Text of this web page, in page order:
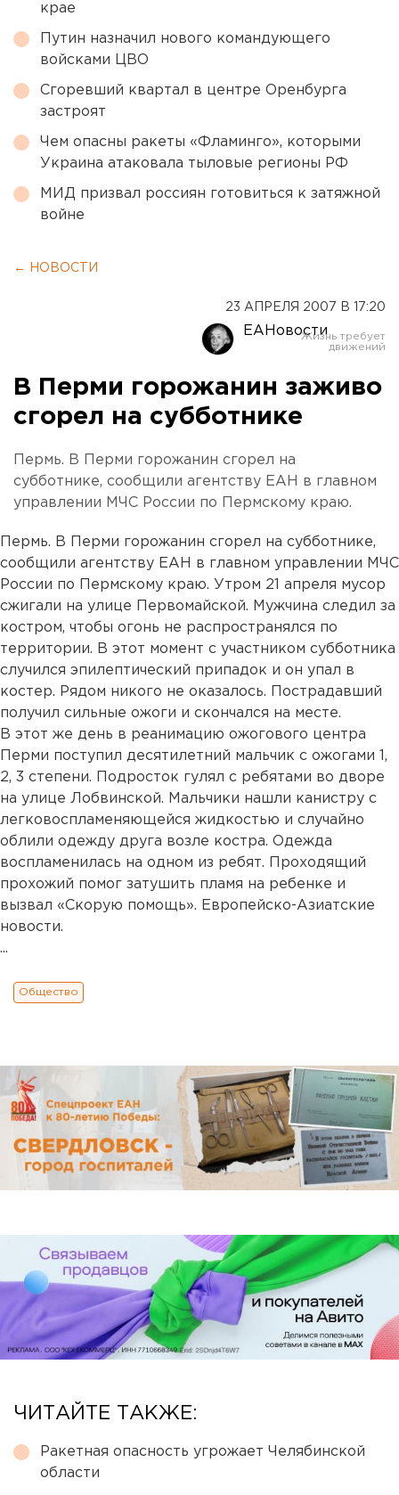
крае
Путин назначил нового командующего
войсками ЦВО
Сгоревший квартал в центре Оренбурга
застроят
Чем опасны ракеты «Фламинго», которыми
Украина атаковала тыловые регионы РФ
МИД призвал россиян готовиться к затяжной
войне
← НОВОСТИ
23 АПРЕЛЯ 2007 В 17:20
ЕАНовости
В Перми горожанин заживо
сгорел на субботнике
Пермь. В Перми горожанин сгорел на
субботнике, сообщили агентству ЕАН в главном
управлении МЧС России по Пермскому краю.
Пермь. В Перми горожанин сгорел на субботнике,
сообщили агентству ЕАН в главном управлении МЧС
России по Пермскому краю. Утром 21 апреля мусор
сжигали на улице Первомайской. Мужчина следил за
костром, чтобы огонь не распространялся по
территории. В этот момент с участником субботника
случился эпилептический припадок и он упал в
костер. Рядом никого не оказалось. Пострадавший
получил сильные ожоги и скончался на месте.
В этот же день в реанимацию ожогового центра
Перми поступил десятилетний мальчик с ожогами 1,
2, 3 степени. Подросток гулял с ребятами во дворе
на улице Лобвинской. Мальчики нашли канистру с
легковоспламеняющейся жидкостью и случайно
облили одежду друга возле костра. Одежда
воспламенилась на одном из ребят. Проходящий
прохожий помог затушить пламя на ребенке и
вызвал «Скорую помощь». Европейско-Азиатские
новости.
...
Общество
ЧИТАЙТЕ ТАКЖЕ:
Ракетная опасность угрожает Челябинской
области